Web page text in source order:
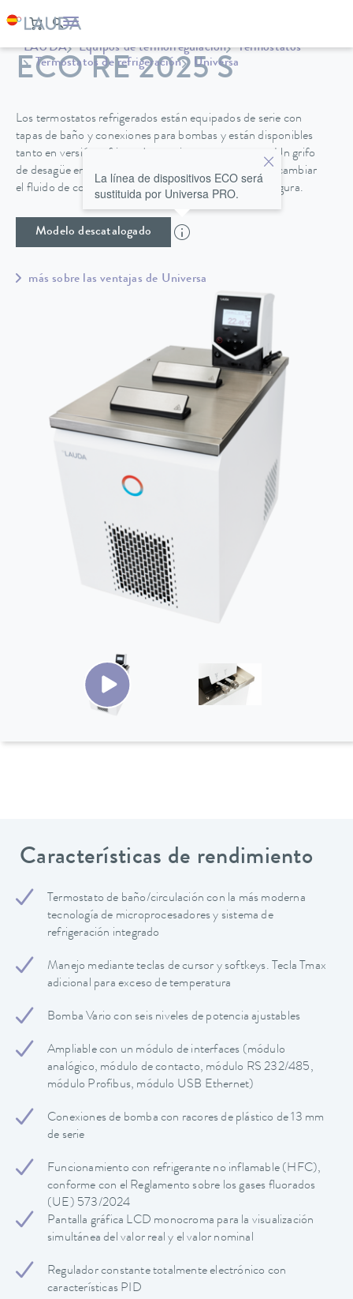
LAUDA Equipos de termorregulación
Termostatos
Termostatos de refrigeración
Universa
ECO RE 2025 S
Los termostatos refrigerados están equipados de serie con
tapas de baño y conexiones para bombas y están disponibles
tanto en versión refrigerada por aire como por agua. Un grifo
de desagüe en la parte posterior de la unidad permite cambiar
el fluido de control de temperatura de forma fácil y segura.
Modelo descatalogado
La línea de dispositivos ECO será
sustituida por Universa PRO.
más sobre las ventajas de Universa
Características de rendimiento
Termostato de baño/circulación con la más moderna
tecnología de microprocesadores y sistema de
refrigeración integrado
Manejo mediante teclas de cursor y softkeys. Tecla Tmax
adicional para exceso de temperatura
Bomba Vario con seis niveles de potencia ajustables
Ampliable con un módulo de interfaces (módulo
analógico, módulo de contacto, módulo RS 232/485,
módulo Profibus, módulo USB Ethernet)
Conexiones de bomba con racores de plástico de 13 mm
de serie
Funcionamiento con refrigerante no inflamable (HFC),
conforme con el Reglamento sobre los gases fluorados
(UE) 573/2024
Pantalla gráfica LCD monocroma para la visualización
simultánea del valor real y el valor nominal
Regulador constante totalmente electrónico con
características PID